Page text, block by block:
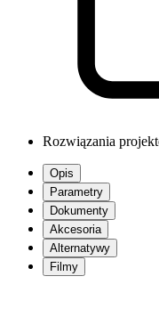
Rozwiązania
Opis
Parametry
Dokumenty
Akcesoria
Alternatywy
Filmy